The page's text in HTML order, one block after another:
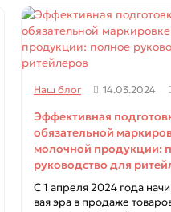
Наш блог 14.03.2024
Эффективная
обязательной
молочной продукции:
руководство для
С 1 апреля 2024 года
вая эра в продаже